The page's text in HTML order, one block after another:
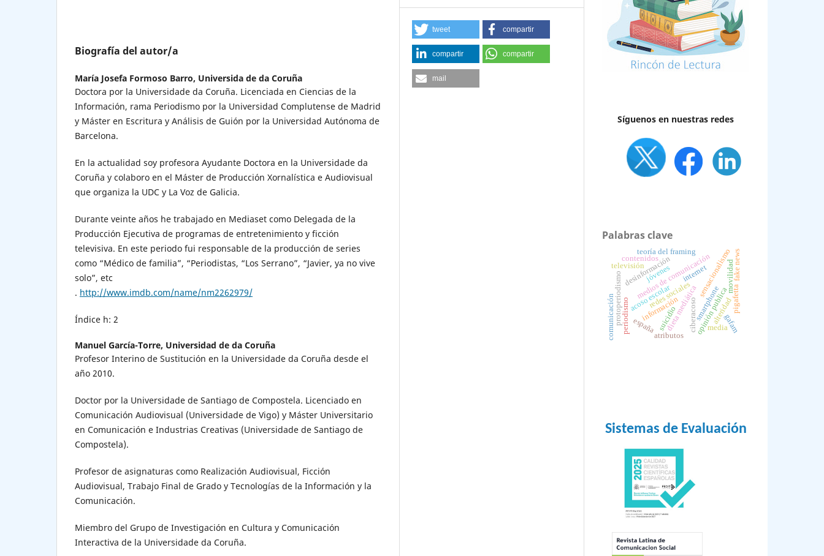
Biografía del autor/a
María Josefa Formoso Barro, Universida de da Coruña
Doctora por la Universidade da Coruña. Licenciada en Ciencias de la
Información, rama Periodismo por la Universidad Complutense de Madrid
y Máster en Escritura y Análisis de Guión por la Universidad Autónoma de
Barcelona.
En la actualidad soy profesora Ayudante Doctora en la Universidade da
Coruña y colaboro en el Máster de Producción Xornalística e Audiovisual
que organiza la UDC y La Voz de Galicia.
Durante veinte años he trabajado en Mediaset como Delegada de la
Producción Ejecutiva de programas de entretenimiento y ficción
televisiva. En este periodo fui responsable de la producción de series
como “Médico de familia”, “Periodistas, “Los Serrano”, “Javier, ya no vive
solo”, etc
. http://www.imdb.com/name/nm2262979/
Índice h: 2
Manuel García-Torre, Universidad de da Coruña
Profesor Interino de Sustitución en la Universidade da Coruña desde el
año 2010.
Doctor por la Universidade de Santiago de Compostela. Licenciado en
Comunicación Audiovisual (Universidade de Vigo) y Máster Universitario
en Comunicación e Industrias Creativas (Universidade de Santiago de
Compostela).
Profesor de asignaturas como Realización Audiovisual, Ficción
Audiovisual, Trabajo Final de Grado y Tecnologías de la Información y la
Comunicación.
Miembro del Grupo de Investigación en Cultura y Comunicación
Interactiva de la Universidade da Coruña.
tweet compartir
compartir compartir
mail
Síguenos en nuestras redes
Palabras clave
dieta mediática
jóvenes
medios de comunicación
redes sociales
desinformación
acoso escolar ciberacoso
suicidio opinión publica
periodismo
sensacionalismo
televisión
smartphone
movilidad
contenidos
información alteridad
protoperiodismo
teoría del framing
atributos
pigafetta
comunicación españa
internet
mediagafam
fake news
Sistemas de Evaluación